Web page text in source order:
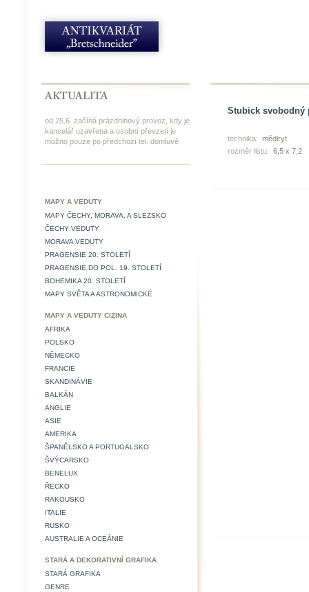
od 25.6. začíná prázdninový provoz, kdy je
kancelář uzavřena a osobní převzetí je
možno pouze po předchozí tel. domluvě
MAPY A VEDUTY
MAPY ČECHY, MORAVA, A SLEZSKO
ČECHY VEDUTY
MORAVA VEDUTY
PRAGENSIE 20. STOLETÍ
PRAGENSIE DO POL. 19. STOLETÍ
BOHEMIKA 20. STOLETÍ
MAPY SVĚTA A ASTRONOMICKÉ
MAPY A VEDUTY CIZINA
AFRIKA
POLSKO
NĚMECKO
FRANCIE
SKANDINÁVIE
BALKÁN
ANGLIE
ASIE
AMERIKA
ŠPANĚLSKO A PORTUGALSKO
ŠVÝCARSKO
BENELUX
ŘECKO
RAKOUSKO
ITALIE
RUSKO
AUSTRALIE A OCEÁNIE
STARÁ A DEKORATIVNÍ GRAFIKA
STARÁ GRAFIKA
GENRE
Stubick svobodný
technika: mědiryt
rozměr listu: 6,5 x 7,2